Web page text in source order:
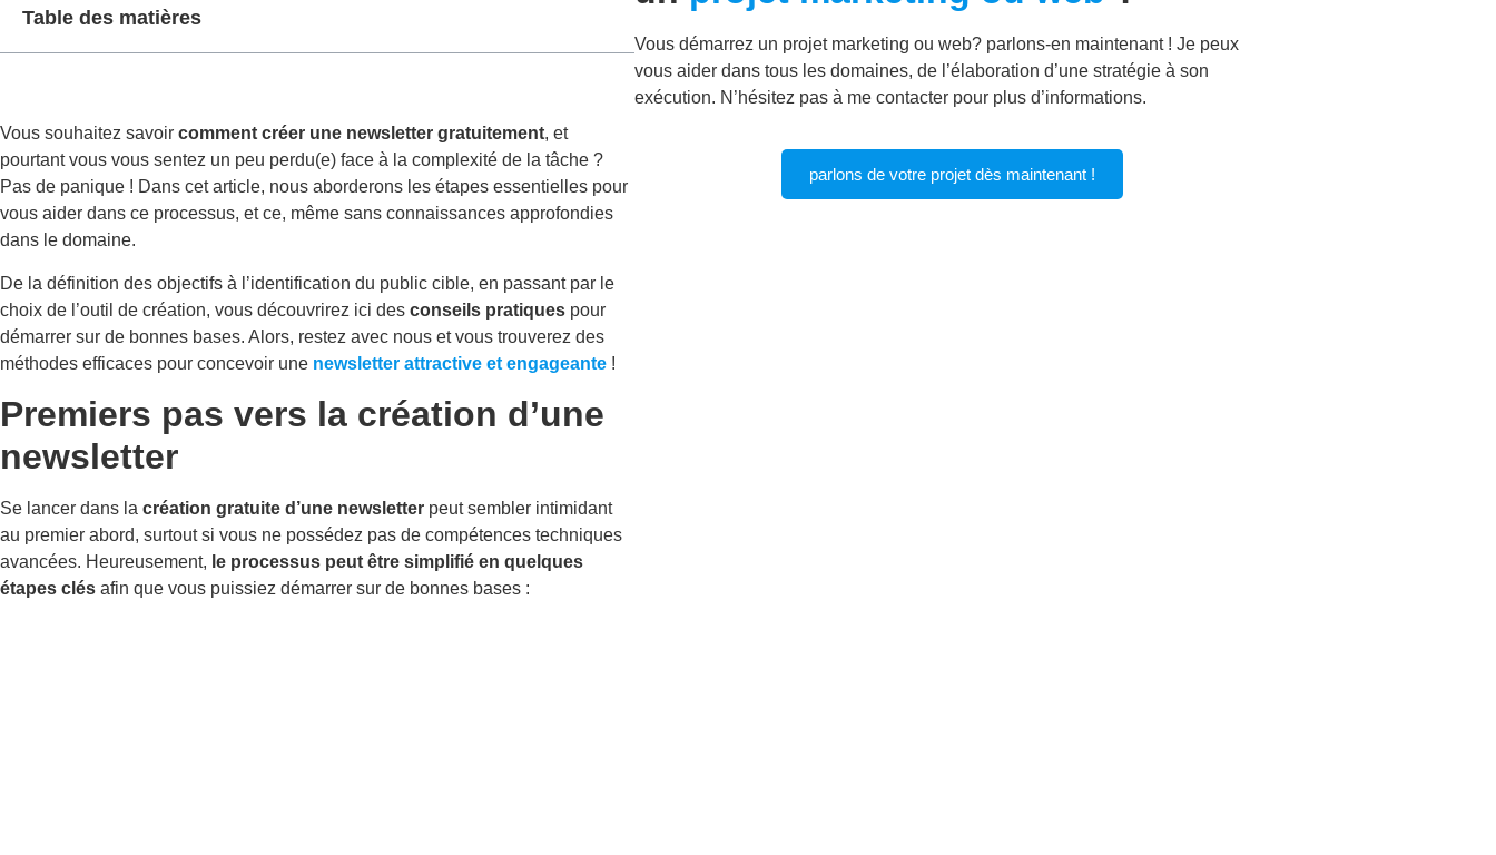
Table des matières
Vous souhaitez savoir comment créer une newsletter gratuitement, et
pourtant vous vous sentez un peu perdu(e) face à la complexité de la tâche ?
Pas de panique ! Dans cet article, nous aborderons les étapes essentielles pour
vous aider dans ce processus, et ce, même sans connaissances approfondies
dans le domaine.
De la définition des objectifs à l’identification du public cible, en passant par le
choix de l’outil de création, vous découvrirez ici des conseils pratiques pour
démarrer sur de bonnes bases. Alors, restez avec nous et vous trouverez des
méthodes efficaces pour concevoir une newsletter attractive et engageante !
Premiers pas vers la création d’une
newsletter
Se lancer dans la création gratuite d’une newsletter peut sembler intimidant
au premier abord, surtout si vous ne possédez pas de compétences techniques
avancées. Heureusement, le processus peut être simplifié en quelques
étapes clés afin que vous puissiez démarrer sur de bonnes bases :
Vous démarrez un projet marketing ou web? parlons-en maintenant ! Je peux
vous aider dans tous les domaines, de l’élaboration d’une stratégie à son
exécution. N’hésitez pas à me contacter pour plus d’informations.
parlons de votre projet dès maintenant !